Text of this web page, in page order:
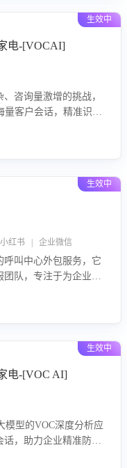
生效中
电-[VOCAI]
咨询量激增的挑战，
量客户会话，精准识别
服团队政策解读准确
生效中
书 | 企业微信
叫中心外包服务，它
团队，专注于为企业提
量，帮助企业实现降
生效中
电-[VOC AI]
模型的VOC深度分析应
话，助力企业精准防控